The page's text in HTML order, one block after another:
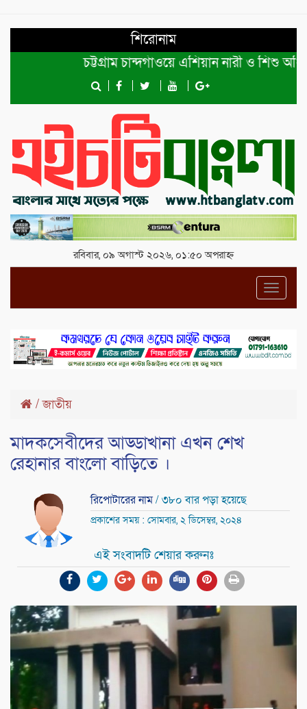
শিরোনাম
চট্টগ্রাম চান্দগাঁওয়ে এশিয়ান নারী ও শিশু
রবিবার, ০৯ অগাস্ট ২০২৬, ০১:৫০ অপরাহ্ন
/জাতীয়
মাদকসেবীদের আড্ডাখানা এখন শেখ
রেহানার বাংলো বাড়িতে ।
রিপোটারের নাম/ ৩৮০ বার পড়া হয়েছে
প্রকাশের সময় : সোমবার, ২ ডিসেম্বর, ২০২৪
এই সংবাদটি শেয়ার করুনঃ